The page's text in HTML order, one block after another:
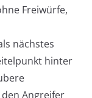
Freiwürfe,
nächstes
hinter
Angreifer